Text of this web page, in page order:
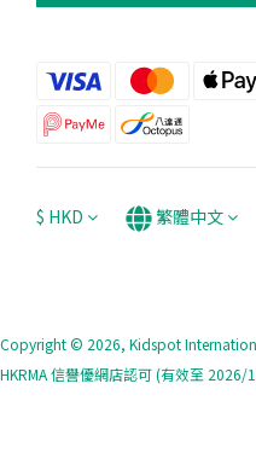
$ HKD 繁體中文
Copyright © 2026, Kidspot
HKRMA 信譽優網店認可